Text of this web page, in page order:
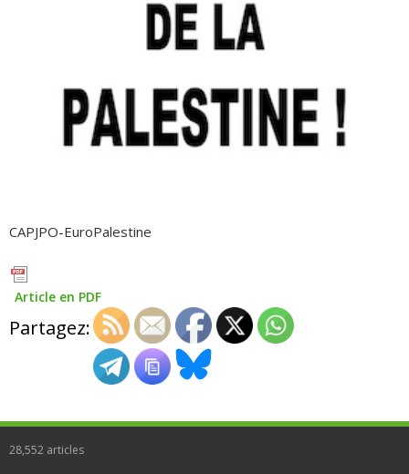
CAPJPO-EuroPalestine
Article en PDF
Partagez:
28,552 articles